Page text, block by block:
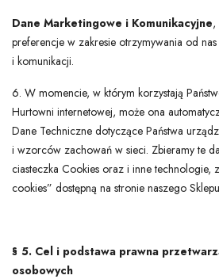
Dane Marketingowe i Komunikacyjne,
preferencje w zakresie otrzymywania od
i komunikacji.
6. W momencie, w którym korzystają
Hurtowni internetowej, może ona
Dane Techniczne dotyczące Państwa
i wzorców zachowań w sieci. Zbieramy te
ciasteczka Cookies oraz i inne technologie,
cookies” dostępną na stronie naszego
§ 5. Cel i podstawa prawna
osobowych